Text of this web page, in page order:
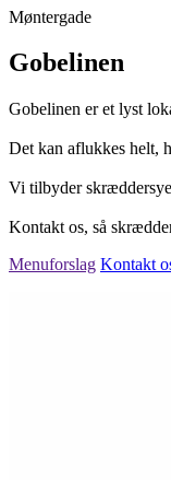
Møntergade
Gobelinen
Gobelinen er et lyst
Det kan aflukkes helt,
Vi tilbyder
Kontakt os, så
Menuforslag Kontakt